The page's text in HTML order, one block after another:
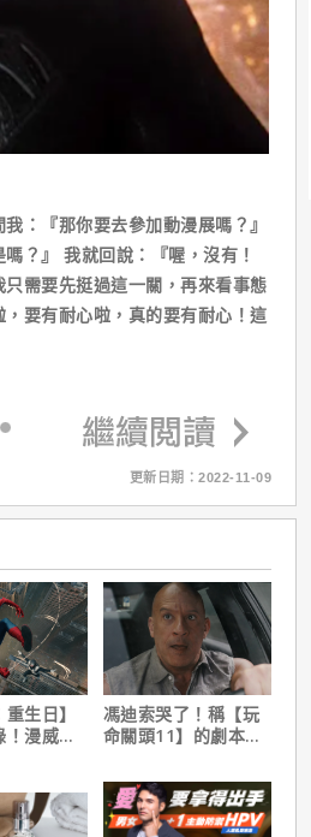
：『那你要去參加動漫展嗎？』
？』 我就回說：『喔，沒有！
需要先挺過這一關，再來看事態
要有耐心啦，真的要有耐心！這
更新日期：2022-11-09
重生日】
漫威總
馮迪索哭了！稱【玩
命關頭11】的劇本是